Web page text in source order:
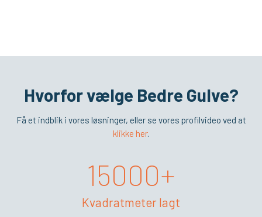
Hvorfor vælge Bedre Gulve?
Få et indblik i vores løsninger, eller se vores profilvideo ved at
klikke her.
​15000+
Kvadratmeter lagt